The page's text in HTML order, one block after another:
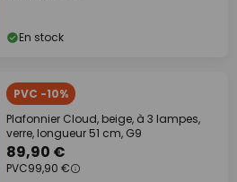
En stock
PVC -10%
Plafonnier Cloud, beige, à 3 lampes,
verre, longueur 51 cm, G9
89,90 €
PVC99,90 €